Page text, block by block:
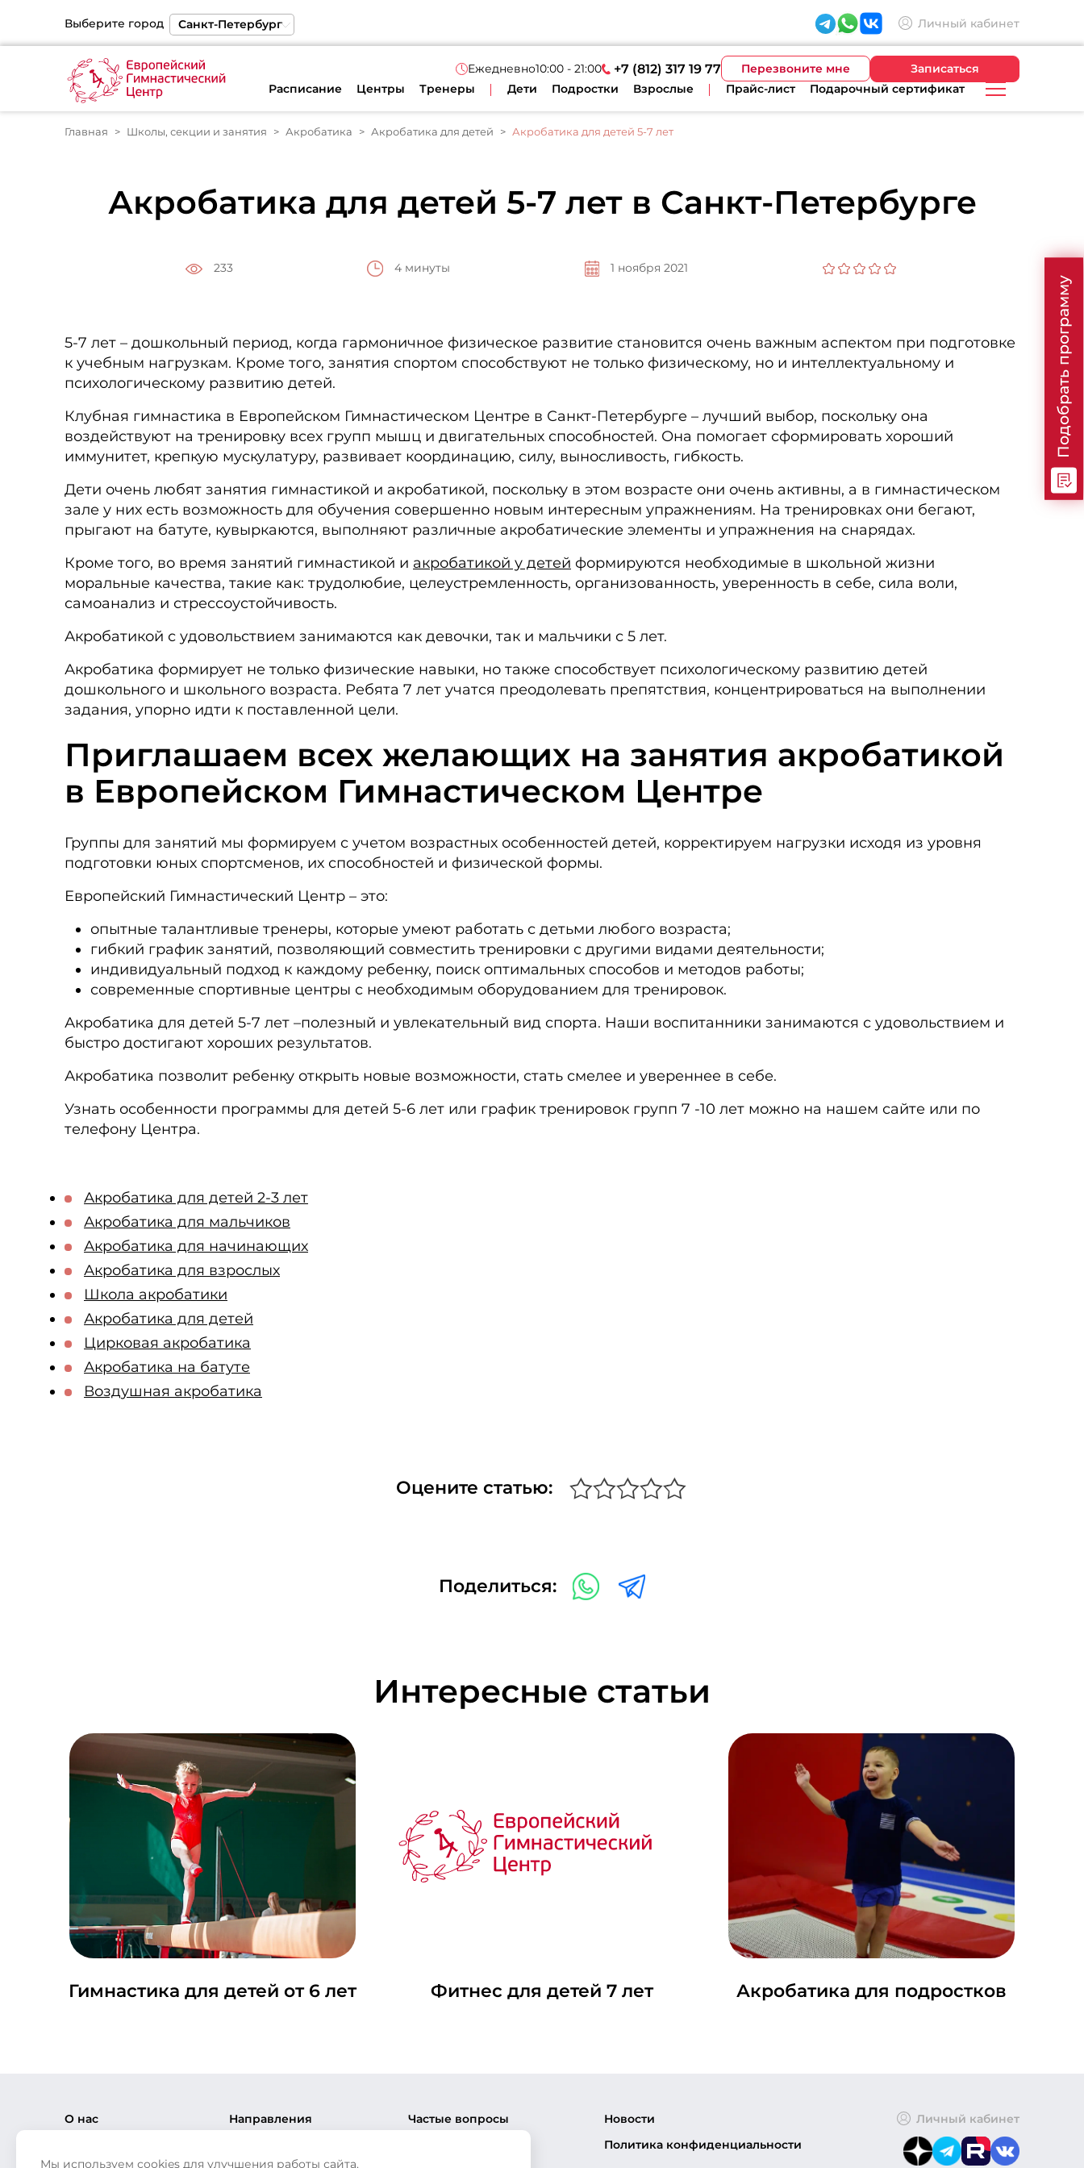
Подобрать программу
Выберите город
Москва
Санкт-Петербург
Екатеринбург
Личный кабинет
Ежедневно10:00 - 21:00 +7 (812) 317 19 77 Перезвоните мне
Записаться
Расписание
Центры Тренеры Дети Подростки Взрослые Прайс-лист Подарочный сертификат
Главная Школы, секции и занятия Акробатика Акробатика для детей Акробатика для детей 5-7 лет
Акробатика для детей 5-7 лет в Санкт-Петербурге
233 4 минуты 1 ноября 2021
5-7 лет – дошкольный период, когда гармоничное физическое развитие становится очень важным аспектом при подготовке
к учебным нагрузкам. Кроме того, занятия спортом способствуют не только физическому, но и интеллектуальному и
психологическому развитию детей.
Клубная гимнастика в Европейском Гимнастическом Центре в Санкт-Петербурге – лучший выбор, поскольку она
воздействуют на тренировку всех групп мышц и двигательных способностей. Она помогает сформировать хороший
иммунитет, крепкую мускулатуру, развивает координацию, силу, выносливость, гибкость.
Дети очень любят занятия гимнастикой и акробатикой, поскольку в этом возрасте они очень активны, а в гимнастическом
зале у них есть возможность для обучения совершенно новым интересным упражнениям. На тренировках они бегают,
прыгают на батуте, кувыркаются, выполняют различные акробатические элементы и упражнения на снарядах.
Кроме того, во время занятий гимнастикой и акробатикой у детей формируются необходимые в школьной жизни
моральные качества, такие как: трудолюбие, целеустремленность, организованность, уверенность в себе, сила воли,
самоанализ и стрессоустойчивость.
Акробатикой с удовольствием занимаются как девочки, так и мальчики с 5 лет.
Акробатика формирует не только физические навыки, но также способствует психологическому развитию детей
дошкольного и школьного возраста. Ребята 7 лет учатся преодолевать препятствия, концентрироваться на выполнении
задания, упорно идти к поставленной цели.
Приглашаем всех желающих на занятия акробатикой
в Европейском Гимнастическом Центре
Группы для занятий мы формируем с учетом возрастных особенностей детей, корректируем нагрузки исходя из уровня
подготовки юных спортсменов, их способностей и физической формы.
Европейский Гимнастический Центр – это:
опытные талантливые тренеры, которые умеют работать с детьми любого возраста;
гибкий график занятий, позволяющий совместить тренировки с другими видами деятельности;
индивидуальный подход к каждому ребенку, поиск оптимальных способов и методов работы;
современные спортивные центры с необходимым оборудованием для тренировок.
Акробатика для детей 5-7 лет –полезный и увлекательный вид спорта. Наши воспитанники занимаются с удовольствием и
быстро достигают хороших результатов.
Акробатика позволит ребенку открыть новые возможности, стать смелее и увереннее в себе.
Узнать особенности программы для детей 5-6 лет или график тренировок групп 7 -10 лет можно на нашем сайте или по
телефону Центра.
Акробатика для детей 2-3 лет
Акробатика для мальчиков
Акробатика для начинающих
Акробатика для взрослых
Школа акробатики
Акробатика для детей
Цирковая акробатика
Акробатика на батуте
Воздушная акробатика
Оцените статью:
Поделиться:
Интересные статьи
Гимнастика для детей от 6 лет Фитнес для детей 7 лет Акробатика для подростков
О нас
Направления
Частые вопросы
Новости
Политика конфиденциальности
Личный кабинет
Мы используем cookies для улучшения работы сайта.